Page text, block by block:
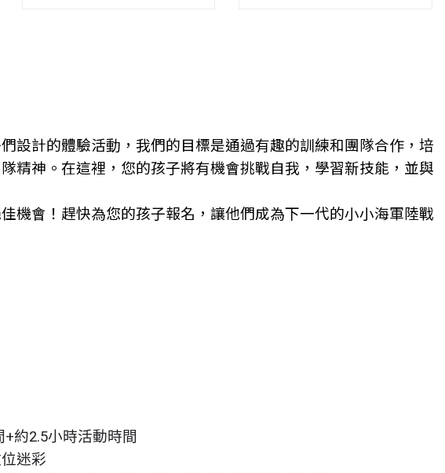
設計的體驗活動，我們的目標是通過有趣的訓練和團隊合作，培
精神。在這裡，您的孩子將有機會挑戰自我，學習新技能，並與
機會！趕快為您的孩子報名，讓他們成為下一代的小小海軍陸戰
約2.5小時活動時間
迷彩